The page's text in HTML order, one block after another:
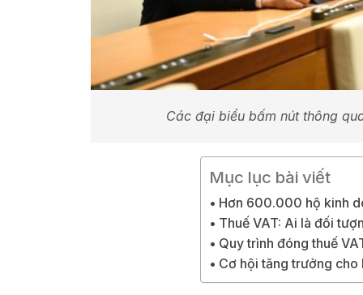
Các đại biểu bấm nút thông
Mục lục bài viết
Hơn 600.000 hộ kinh
Thuế VAT: Ai là đối
Quy trình đóng thuế
Cơ hội tăng trưởng cho